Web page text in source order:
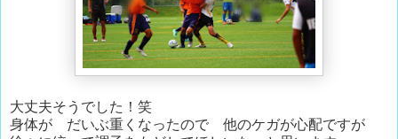
大丈夫そうでした！笑
身体が だいぶ重くなったので 他のケガが心配ですが